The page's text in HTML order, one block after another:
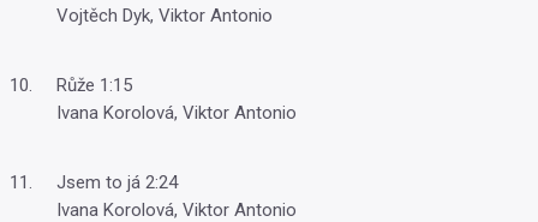
Vojtěch Dyk, Viktor Antonio
Růže 1:15
Ivana Korolová, Viktor Antonio
Jsem to já 2:24
Ivana Korolová, Viktor Antonio